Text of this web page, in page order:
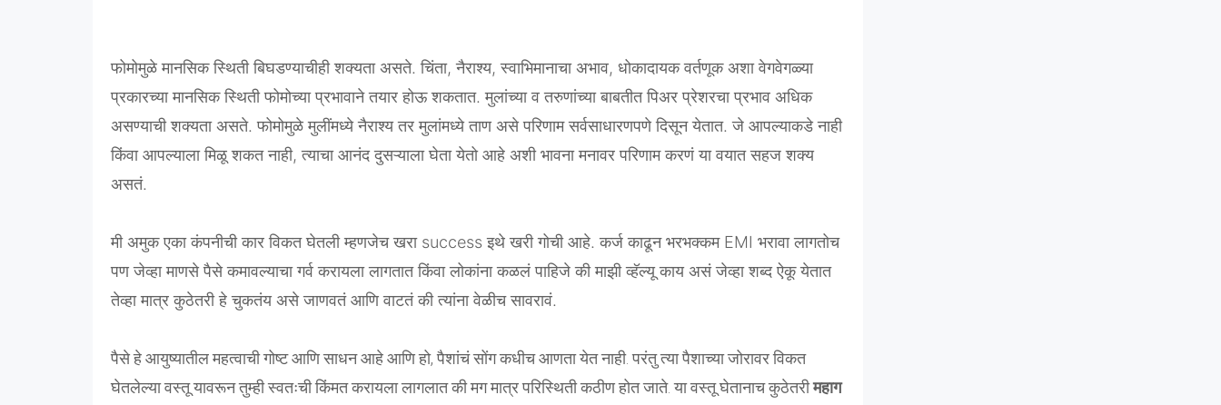
फोमोमुळे मानसिक स्थिती बिघडण्याचीही शक्यता असते. चिंता, नैराश्य, स्वाभिमानाचा अभाव, धोकादायक वर्तणूक अशा वेगवेगळ्या
प्रकारच्या मानसिक स्थिती फोमोच्या प्रभावाने तयार होऊ शकतात. मुलांच्या व तरुणांच्या बाबतीत पिअर प्रेशरचा प्रभाव अधिक
असण्याची शक्यता असते. फोमोमुळे मुलींमध्ये नैराश्य तर मुलांमध्ये ताण असे परिणाम सर्वसाधारणपणे दिसून येतात. जे आपल्याकडे नाही
किंवा आपल्याला मिळू शकत नाही, त्याचा आनंद दुसऱ्याला घेता येतो आहे अशी भावना मनावर परिणाम करणं या वयात सहज शक्य
असतं.
मी अमुक एका कंपनीची कार विकत घेतली म्हणजेच खरा success इथे खरी गोची आहे. कर्ज काढून भरभक्कम EMI भरावा लागतोच
पण जेव्हा माणसे पैसे कमावल्याचा गर्व करायला लागतात किंवा लोकांना कळलं पाहिजे की माझी व्हॅल्यू काय असं जेव्हा शब्द ऐकू येतात
तेव्हा मात्र कुठेतरी हे चुकतंय असे जाणवतं आणि वाटतं की त्यांना वेळीच सावरावं.
पैसे हे आयुष्यातील महत्वाची गोष्ट आणि साधन आहे आणि हो, पैशांचं सोंग कधीच आणता येत नाही. परंतु त्या पैशाच्या जोरावर विकत
घेतलेल्या वस्तू यावरून तुम्ही स्वतःची किंमत करायला लागलात की मग मात्र परिस्थिती कठीण होत जाते. या वस्तू घेतानाच कुठेतरीमहाग